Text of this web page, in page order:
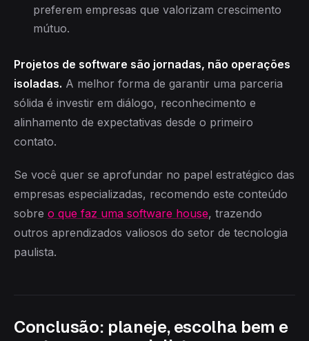
preferem empresas que valorizam crescimento
mútuo.
Projetos de software são jornadas, não operações
isoladas. A melhor forma de garantir uma parceria
sólida é investir em diálogo, reconhecimento e
alinhamento de expectativas desde o primeiro
contato.
Se você quer se aprofundar no papel estratégico das
empresas especializadas, recomendo este conteúdo
sobre o que faz uma software house, trazendo
outros aprendizados valiosos do setor de tecnologia
paulista.
Conclusão: planeje, escolha bem e